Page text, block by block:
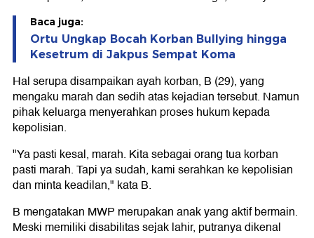
Baca juga:
Ortu Ungkap Bocah Korban Bullying hingga
Kesetrum di Jakpus Sempat Koma
Hal serupa disampaikan ayah korban, B (29), yang
mengaku marah dan sedih atas kejadian tersebut. Namun
pihak keluarga menyerahkan proses hukum kepada
kepolisian.
"Ya pasti kesal, marah. Kita sebagai orang tua korban
pasti marah. Tapi ya sudah, kami serahkan ke kepolisian
dan minta keadilan," kata B.
B mengatakan MWP merupakan anak yang aktif bermain.
Meski memiliki disabilitas sejak lahir, putranya dikenal